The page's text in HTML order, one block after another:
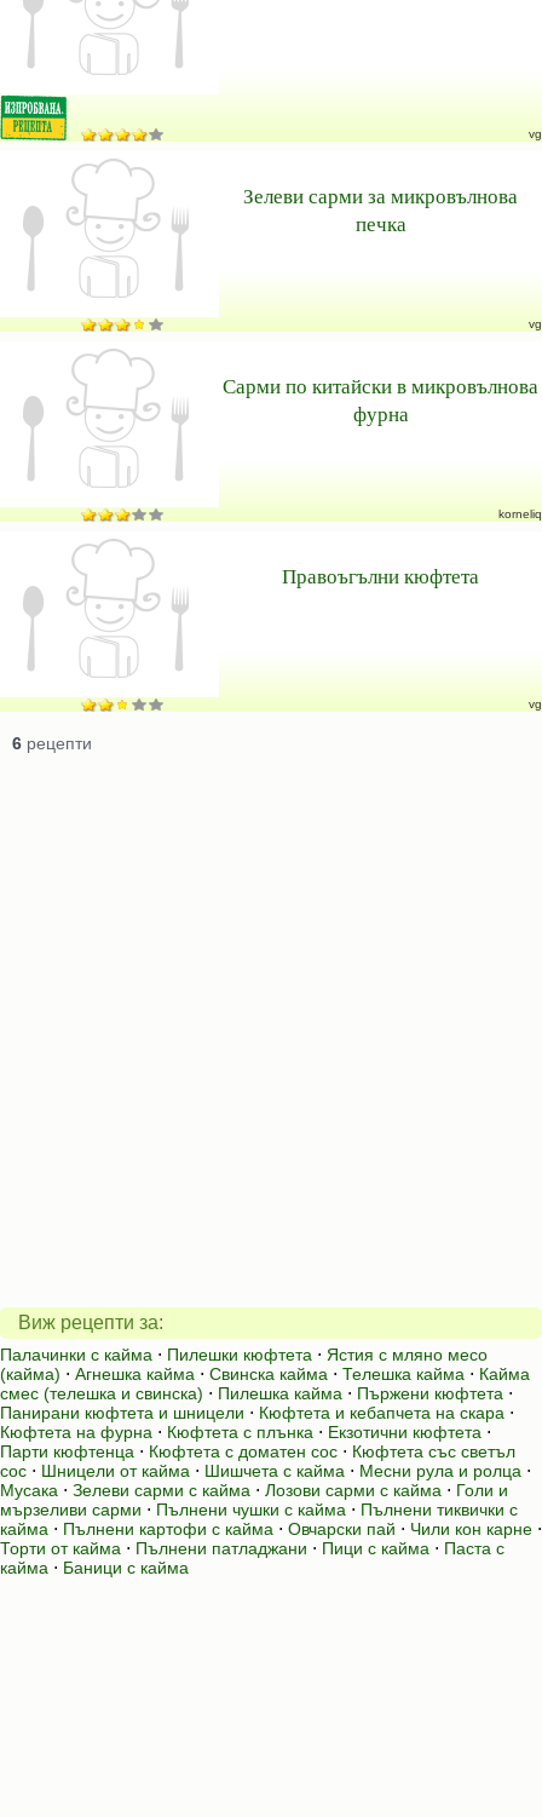
vg
Зелеви сарми за микровълнова
печка
vg
Сарми по китайски в микровълнова
фурна
korneliq
Правоъгълни кюфтета
vg
6 рецепти
Виж рецепти за:
Палачинки с кайма ⋅ Пилешки кюфтета ⋅ Ястия с мляно месо
(кайма) ⋅ Агнешка кайма ⋅ Свинска кайма ⋅ Телешка кайма ⋅ Кайма
смес (телешка и свинска) ⋅ Пилешка кайма ⋅ Пържени кюфтета ⋅
Панирани кюфтета и шницели ⋅ Кюфтета и кебапчета на скара ⋅
Кюфтета на фурна ⋅ Кюфтета с плънка ⋅ Екзотични кюфтета ⋅
Парти кюфтенца ⋅ Кюфтета с доматен сос ⋅ Кюфтета със светъл
сос ⋅ Шницели от кайма ⋅ Шишчета с кайма ⋅ Месни рула и ролца ⋅
Мусака ⋅ Зелеви сарми с кайма ⋅ Лозови сарми с кайма ⋅ Голи и
мързеливи сарми ⋅ Пълнени чушки с кайма ⋅ Пълнени тиквички с
кайма ⋅ Пълнени картофи с кайма ⋅ Овчарски пай ⋅ Чили кон карне ⋅
Торти от кайма ⋅ Пълнени патладжани ⋅ Пици с кайма ⋅ Паста с
кайма ⋅ Баници с кайма